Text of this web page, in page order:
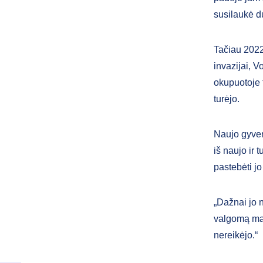
susilaukė
Tačiau
invazijai,
okupuotoje
turėjo.
Naujo
iš naujo ir
pastebėti
„Dažnai jo
valgomą
nereikėjo.“